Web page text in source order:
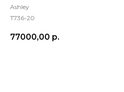
Ashley
T736-20
77000,00 р.